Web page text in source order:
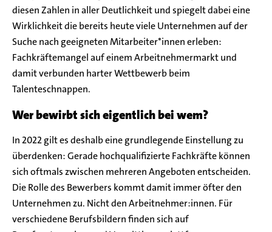
diesen Zahlen in aller Deutlichkeit und spiegelt dabei eine
Wirklichkeit die bereits heute viele Unternehmen auf der
Suche nach geeigneten Mitarbeiter*innen erleben:
Fachkräftemangel auf einem Arbeitnehmermarkt und
damit verbunden harter Wettbewerb beim
Talenteschnappen.
Wer bewirbt sich eigentlich bei wem?
In 2022 gilt es deshalb eine grundlegende Einstellung zu
überdenken: Gerade hochqualifizierte Fachkräfte können
sich oftmals zwischen mehreren Angeboten entscheiden.
Die Rolle des Bewerbers kommt damit immer öfter den
Unternehmen zu. Nicht den Arbeitnehmer:innen. Für
verschiedene Berufsbildern finden sich auf